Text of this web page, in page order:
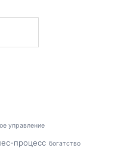
управление
процесс богатство